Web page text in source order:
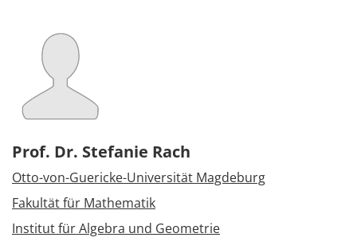
Prof. Dr. Stefanie Rach
Otto-von-Guericke-Universität Magdeburg
Fakultät für Mathematik
Institut für Algebra und Geometrie